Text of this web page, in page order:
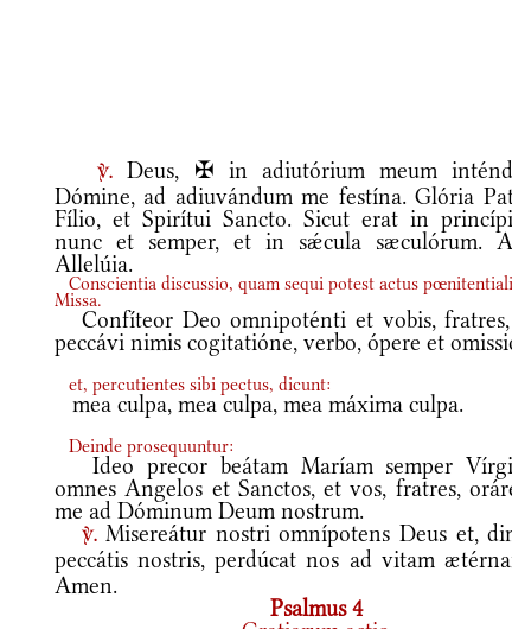
v. Deus, ✠ in adiutórium meum
Dómine, ad adiuvándum me festína. Glória
Fílio, et Spirítui Sancto. Sicut erat in
nunc et semper, et in sǽcula sæculórum.
Allelúia.
Conscientia discussio, quam sequi potest actus
Missa.
Confíteor Deo omnipoténti et vobis,
peccávi nimis cogitatióne, verbo, ópere et
et, percutientes sibi pectus, dicunt:
mea culpa, mea culpa, mea máxima culpa.
Deinde prosequuntur:
Ideo precor beátam Maríam semper
omnes Angelos et Sanctos, et vos, fratres,
me ad Dóminum Deum nostrum.
v.Misereátur nostri omnípotens Deus et,
peccátis nostris, perdúcat nos ad vitam
Amen.
Psalmus 4